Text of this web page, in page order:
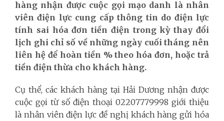
hàng nhận được cuộc gọi mạo danh là nhân
viên điện lực cung cấp thông tin do điện lực
tính sai hóa đơn tiền điện trong kỳ thay đổi
lịch ghi chỉ số về những ngày cuối tháng nên
liên hệ để hoàn tiền % theo hóa đơn, hoặc trả
tiền điện thừa cho khách hàng.
Cụ thể, các khách hàng tại Hải Dương nhận được
cuộc gọi từ số điện thoại 02207779998 giới thiệu
là nhân viên điện lực đề nghị khách hàng gửi hóa